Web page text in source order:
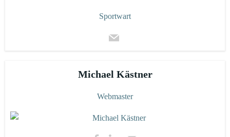
Sportwart
Michael Kästner
Webmaster